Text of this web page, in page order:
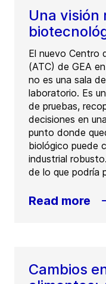
Una visión
El nuevo Centro
(ATC) de GEA
no es una sala
laboratorio. Es
de pruebas,
decisiones en
punto donde
biológico puede
industrial
de lo que podría
Read more
Cambios